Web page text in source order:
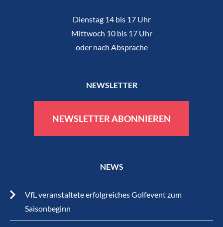
Dienstag 14 bis 17 Uhr
Mittwoch 10 bis 17 Uhr
oder nach Absprache
NEWSLETTER
NEWSLETTER ABONNIEREN
NEWS
VfL veranstaltete erfolgreiches Golfevent zum
Saisonbeginn